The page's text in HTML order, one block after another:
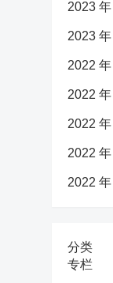
2023 年
2023 年
2022 年
2022 年
2022 年
2022 年
2022 年
分类
专栏